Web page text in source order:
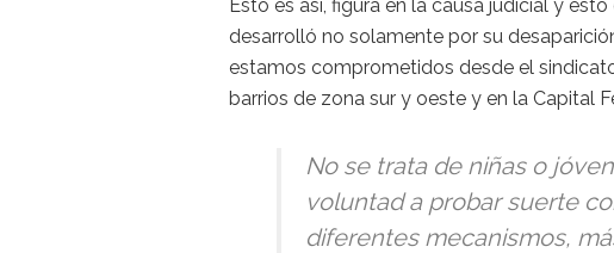
Esto es así, figura en la causa judicial y
desarrolló no solamente por su
estamos comprometidos desde el
barrios de zona sur y oeste y en la Capital
No se trata de niñas o
voluntad a probar suerte
diferentes mecanismos,